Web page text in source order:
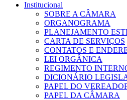
Institucional
SOBRE A CÂMARA
ORGANOGRAMA
PLANEJAMENTO
CARTA DE SERVIÇOS
CONTATOS E
LEI ORGÂNICA
REGIMENTO
DICIONÁRIO
PAPEL DO
PAPEL DA CÂMARA